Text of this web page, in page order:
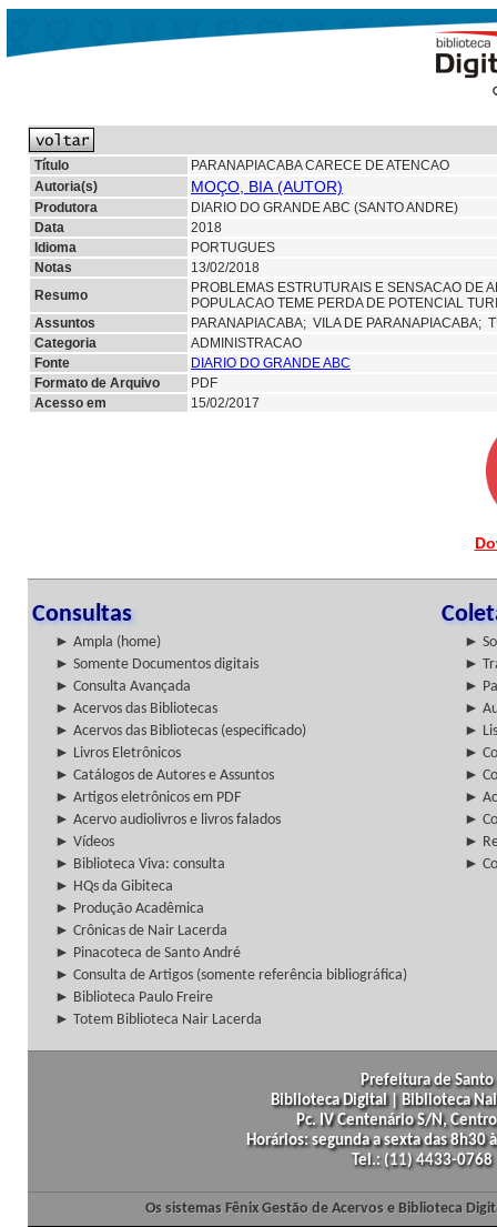
Título
PARANAPIACABA CARECE DE ATENCAO
Autoria(s)
MOÇO, BIA (AUTOR)
Produtora
DIARIO DO GRANDE ABC (SANTO ANDRE)
Data
2018
Idioma
PORTUGUES
Notas
13/02/2018
Resumo
PROBLEMAS ESTRUTURAIS E SENSACAO DE
POPULACAO TEME PERDA DE POTENCIAL
Assuntos
PARANAPIACABA; VILA DE PARANAPIACABA;
Categoria
ADMINISTRACAO
Fonte
DIARIO DO GRANDE ABC
Formato de Arquivo
PDF
Acesso em
15/02/2017
Consultas
► Ampla (home)
►
► Somente Documentos digitais
►
► Consulta Avançada
►
► Acervos das Bibliotecas
►
► Acervos das Bibliotecas (especificado)
►
► Livros Eletrônicos
►
► Catálogos de Autores e Assuntos
►
► Artigos eletrônicos em PDF
►
► Acervo audiolivros e livros falados
►
► Vídeos
►
► Biblioteca Viva: consulta
►
► HQs da Gibiteca
► Produção Acadêmica
► Crônicas de Nair Lacerda
► Pinacoteca de Santo André
► Consulta de Artigos (somente referência bibliográfica)
► Biblioteca Paulo Freire
► Totem Biblioteca Nair Lacerda
Prefeitura de
Biblioteca Digital | Biblioteca
Pc. IV Centenário S/N,
Horários: segunda a sexta das
Tel.: (11) 4433-
Os sistemas Fênix Gestão de Acervos e Biblioteca